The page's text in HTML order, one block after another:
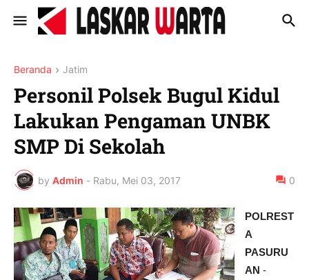
Beranda Jatim
Personil Polsek Bugul Kidul
Lakukan Pengaman UNBK
SMP Di Sekolah
by Admin - Rabu, Mei 03, 2017 0
POLREST
A
PASURU
AN -